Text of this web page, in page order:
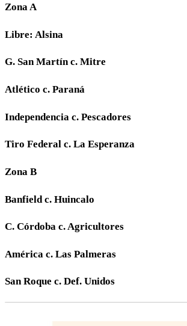
Zona A
Libre: Alsina
G. San Martín c. Mitre
Atlético c. Paraná
Independencia c. Pescadores
Tiro Federal c. La Esperanza
Zona B
Banfield c. Huincalo
C. Córdoba c. Agricultores
América c. Las Palmeras
San Roque c. Def. Unidos